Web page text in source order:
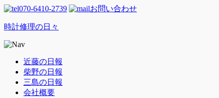
070-6410-2739 お問い合わせ
時計修理の日々
近藤の日報
柴野の日報
三島の日報
会社概要